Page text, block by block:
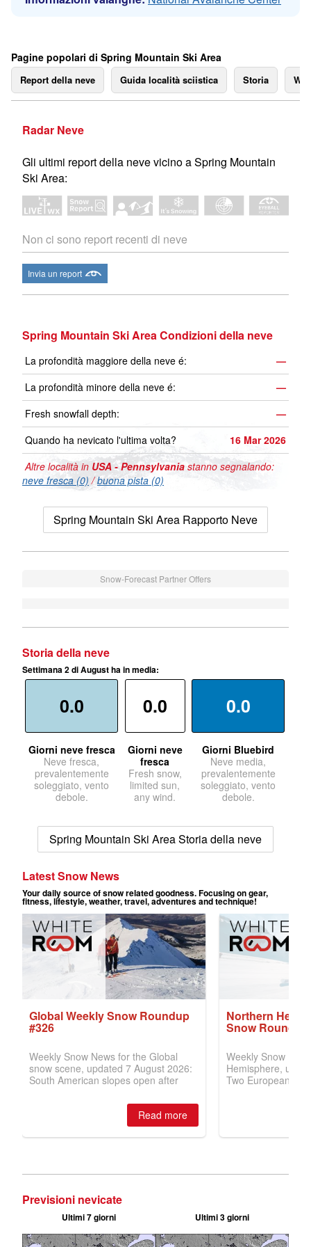
Pagine popolari di Spring Mountain Ski Area
Report della neve Guida località sciistica Storia
Radar Neve
Gli ultimi report della neve vicino a Spring Mountain
Ski Area:
Non ci sono report recenti di neve
Invia un report
Spring Mountain Ski Area Condizioni della neve
La profondità maggiore della neve é:
—
La profondità minore della neve é:
—
Fresh snowfall depth:
—
Quando ha nevicato l'ultima volta?
16 Mar 2026
Altre località in USA - Pennsylvania stanno segnalando:
neve fresca (0) /buona pista (0)
Spring Mountain Ski Area Rapporto Neve
Snow-Forecast Partner Offers
Storia della neve
Settimana 2 di August ha in media:
0.0
Giorni neve fresca
Neve fresca,
prevalentemente
soleggiato, vento
debole.
0.0
Giorni neve
fresca
Fresh snow,
limited sun,
any wind.
0.0
Giorni Bluebird
Neve media,
prevalentemente
soleggiato, vento
debole.
Spring Mountain Ski Area Storia della neve
Previsioni nevicate
Ultimi 7 giorni Ultimi 3 giorni